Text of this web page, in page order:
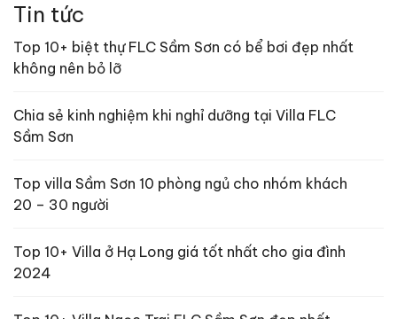
Tin tức
Top 10+ biệt thự FLC Sầm Sơn có bể bơi đẹp nhất
không nên bỏ lỡ
Chia sẻ kinh nghiệm khi nghỉ dưỡng tại Villa FLC
Sầm Sơn
Top villa Sầm Sơn 10 phòng ngủ cho nhóm khách
20 – 30 người
Top 10+ Villa ở Hạ Long giá tốt nhất cho gia đình
2024